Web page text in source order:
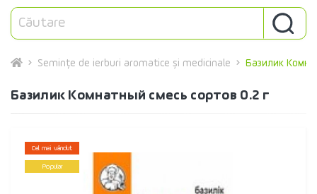
Semințe de ierburi aromatice și medicinale Базилик
Базилик Комнатный смесь сортов 0.2 г
Cel mai vândut
Popular